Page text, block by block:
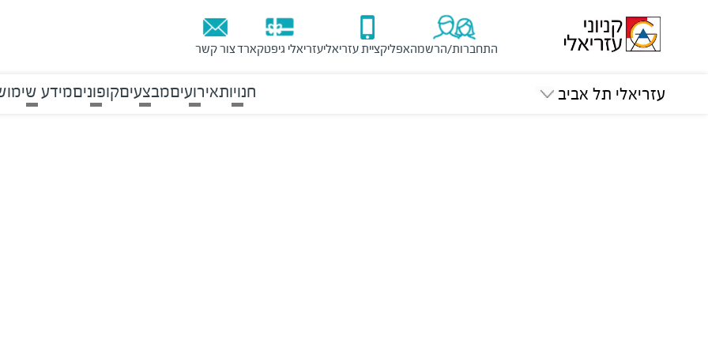
התחברות/הרשמהאפליקציית עזריאליעזריאלי גיפטקארדצור קשר
עזריאלי תל אביב חנויותאירועיםמבצעיםקופוניםמידע